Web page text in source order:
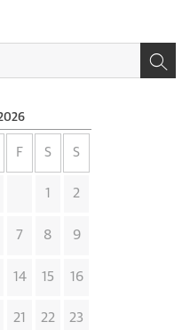
F S S
1 2
7 8 9
14 15 16
21 22 23